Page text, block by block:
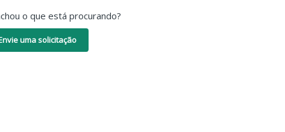
o que está procurando?
uma solicitação